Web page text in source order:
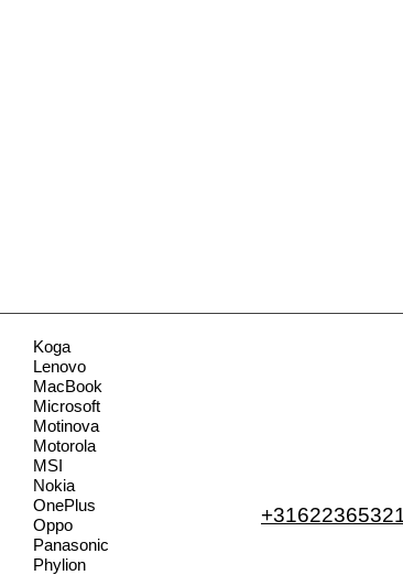
Koga
Lenovo
MacBook
Microsoft
Motinova
Motorola
MSI
Nokia
OnePlus
Oppo
Panasonic
Phylion